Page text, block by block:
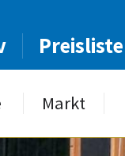
Preisliste
Markt